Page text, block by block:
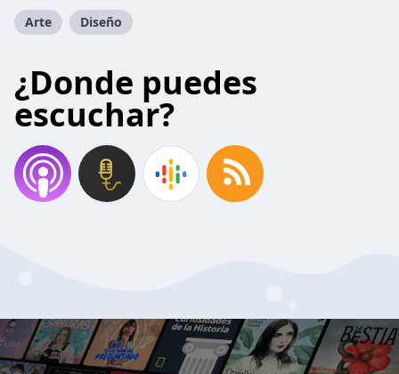
Arte Diseño
¿Donde puedes
escuchar?